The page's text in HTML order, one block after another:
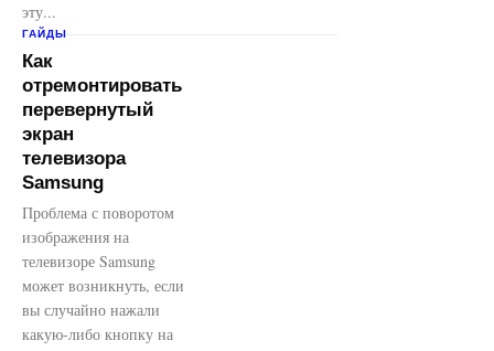
эту...
ГАЙДЫ
Как
отремонтировать
перевернутый
экран
телевизора
Samsung
Проблема с поворотом
изображения на
телевизоре Samsung
может возникнуть, если
вы случайно нажали
какую-либо кнопку на